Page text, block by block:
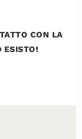
CON LA
ESISTO!